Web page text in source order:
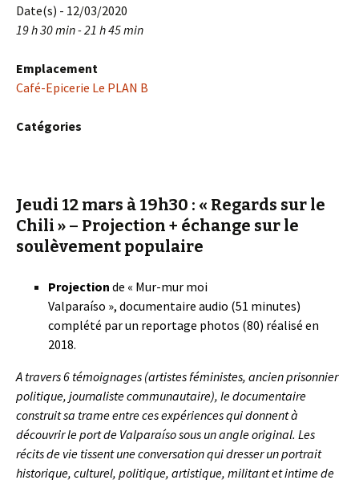
Date(s) - 12/03/2020
19 h 30 min - 21 h 45 min
Emplacement
Café-Epicerie Le PLAN B
Catégories
Jeudi 12 mars à 19h30 : « Regards sur le
Chili » – Projection + échange sur le
soulèvement populaire
Projection de « Mur-mur moi
Valparaíso », documentaire audio (51 minutes)
complété par un reportage photos (80) réalisé en
2018.
A travers 6 témoignages (artistes féministes, ancien prisonnier
politique, journaliste communautaire), le documentaire
construit sa trame entre ces expériences qui donnent à
découvrir le port de Valparaíso sous un angle original. Les
récits de vie tissent une conversation qui dresser un portrait
historique, culturel, politique, artistique, militant et intime de